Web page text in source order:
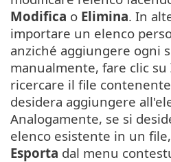
Modifica o Elimina. In
importare un elenco
anziché aggiungere ogni
manualmente, fare clic su
ricercare il file
desidera aggiungere
Analogamente, se si
elenco esistente in un
Esporta dal menu